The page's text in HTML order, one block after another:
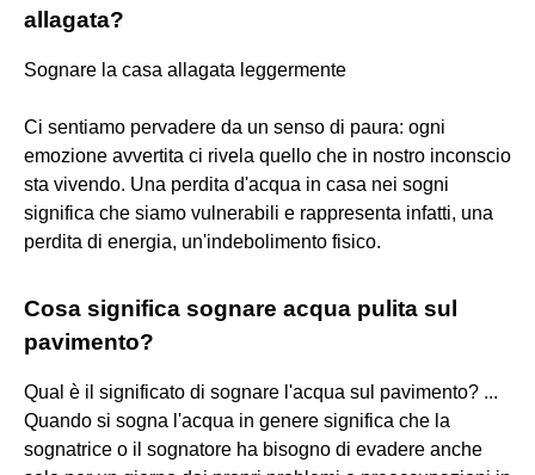
allagata?
Sognare la casa allagata leggermente
Ci sentiamo pervadere da un senso di paura: ogni
emozione avvertita ci rivela quello che in nostro inconscio
sta vivendo. Una perdita d'acqua in casa nei sogni
significa che siamo vulnerabili e rappresenta infatti, una
perdita di energia, un'indebolimento fisico.
Cosa significa sognare acqua pulita sul
pavimento?
Qual è il significato di sognare l'acqua sul pavimento? ...
Quando si sogna l'acqua in genere significa che la
sognatrice o il sognatore ha bisogno di evadere anche